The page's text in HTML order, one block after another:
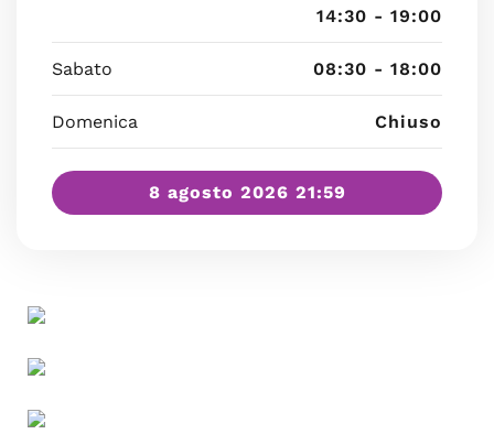
14:30 - 19:00
Sabato 08:30 - 18:00
Domenica Chiuso
8 agosto 2026 21:59